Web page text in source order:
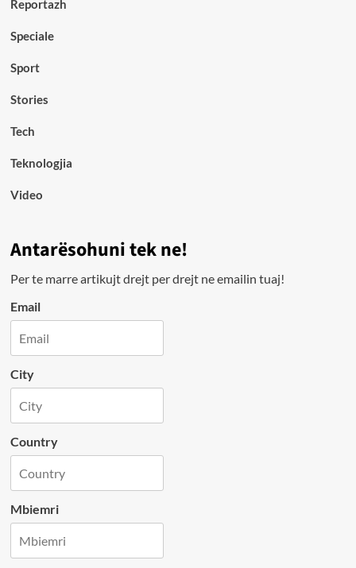
Reportazh
Speciale
Sport
Stories
Tech
Teknologjia
Video
Antarësohuni tek ne!
Per te marre artikujt drejt per drejt ne emailin tuaj!
Email
City
Country
Mbiemri